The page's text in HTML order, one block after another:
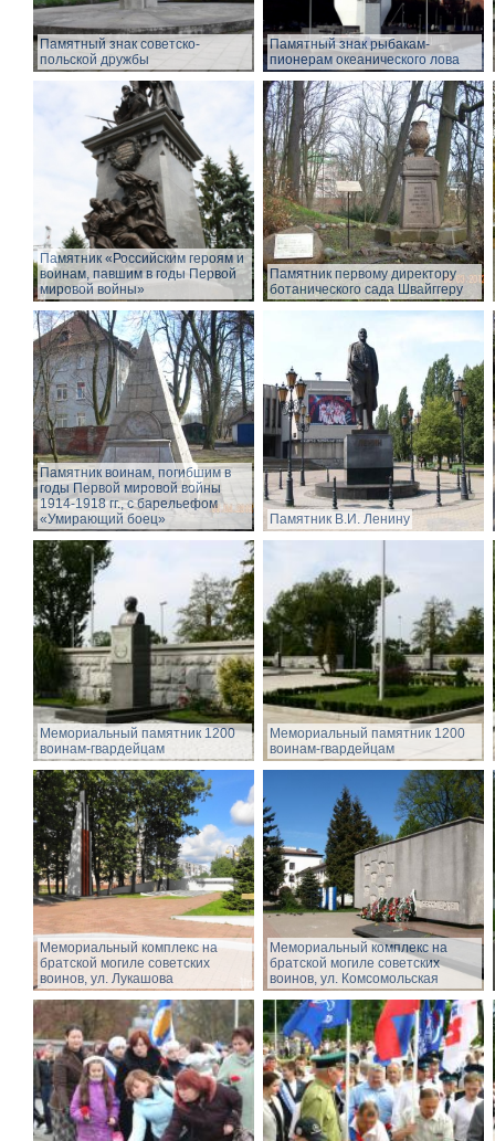
Памятный знак советско-
польской дружбы
Памятный знак рыбакам-
пионерам океанического лова
Памятник «Российским героям и
воинам, павшим в годы Первой
мировой войны»
Памятник первому директору
ботанического сада Швайггеру
Памятник воинам, погибшим в
годы Первой мировой войны
1914-1918 гг., с барельефом
«Умирающий боец»
Памятник В.И. Ленину
Мемориальный памятник 1200
воинам-гвардейцам
Мемориальный памятник 1200
воинам-гвардейцам
Мемориальный комплекс на
братской могиле советских
воинов, ул. Лукашова
Мемориальный комплекс на
братской могиле советских
воинов, ул. Комсомольская